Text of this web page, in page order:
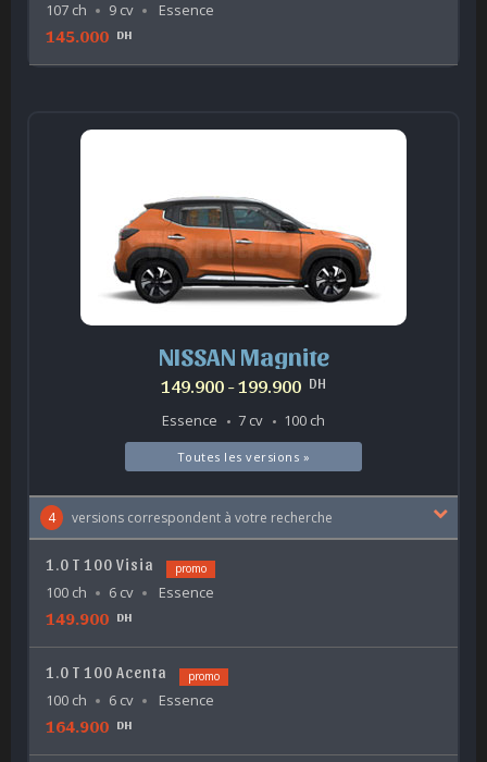
107 ch 9 cv
Essence
145.000
DH
NISSAN Magnite
149.900 - 199.900 DH
Essence 7 cv 100 ch
Toutes les versions »
4 versions correspondent à votre recherche
1.0 T 100 Visia promo
100 ch 6 cv
Essence
149.900
DH
1.0 T 100 Acenta promo
100 ch 6 cv
Essence
164.900
DH